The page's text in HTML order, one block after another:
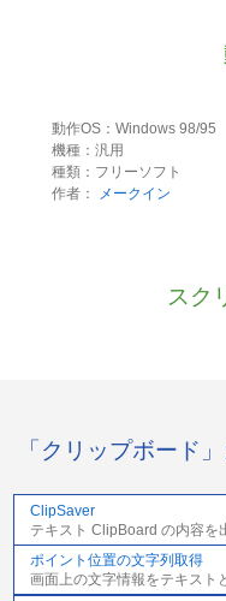
動作OS：Windows 98/95
機種：汎用
種類：フリーソフト
作者：
メークイン
スク
「クリップボード
ClipSaver
テキスト ClipBoard の内容を
ポイント位置の文字列取得
画面上の文字情報をテキスト